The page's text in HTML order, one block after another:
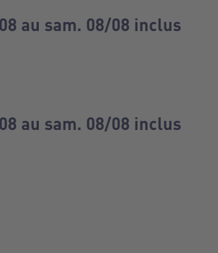
au sam. 08/08 inclus
au sam. 08/08 inclus